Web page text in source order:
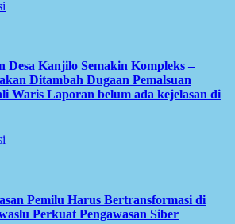
Desa Kanjilo Semakin Kompleks –
Ditambah Dugaan Pemalsuan
Waris Laporan belum ada kejelasan di
Pemilu Harus Bertransformasi di
Perkuat Pengawasan Siber